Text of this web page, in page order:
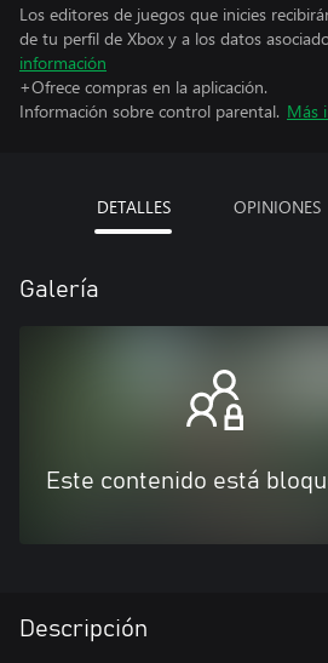
Los editores de juegos que inicies
de tu perfil de Xbox y a los datos
información
+Ofrece compras en la aplicación.
Información sobre control parental. Más
DETALLES OPINIONES
Galería
Este contenido está
Descripción